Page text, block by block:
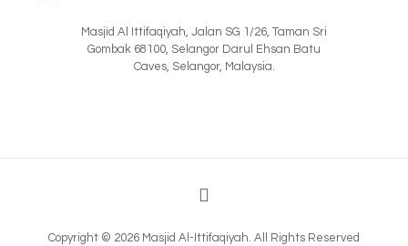
Masjid Al Ittifaqiyah, Jalan SG 1/26, Taman Sri
Gombak 68100, Selangor Darul Ehsan Batu
Caves, Selangor, Malaysia.
Copyright © 2026 Masjid Al-Ittifaqiyah. All Rights Reserved